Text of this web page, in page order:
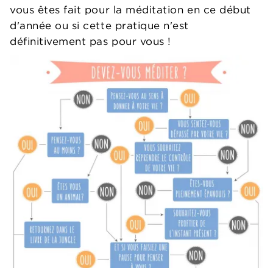
vous êtes fait pour la méditation en ce début
d'année ou si cette pratique n'est
définitivement pas pour vous !